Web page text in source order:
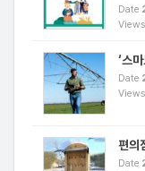
Date
Views
‘스
Date
Views
편의
Date